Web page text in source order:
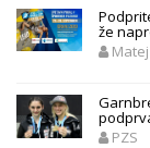
že
Matej
PZS